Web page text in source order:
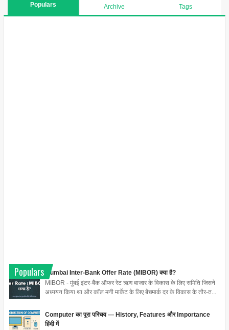
Populars Archive Tags
Populars
Mumbai Inter-Bank Offer Rate (MIBOR) क्या है?
MIBOR - मुंबई इंटर-बैंक ऑफर रेट ऋण बाजार के विकास के लिए समिति जिसने
अध्ययन किया था और कॉल मनी मार्केट के लिए बेंचमार्क दर के विकास के तौर-त...
Computer का पूरा परिचय — History, Features और Importance
हिंदी में